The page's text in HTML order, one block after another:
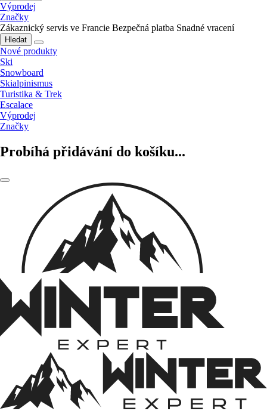
Výprodej
Značky
Zákaznický servis ve Francie Bezpečná platba Snadné vracení
Hledat
Nové produkty
Ski
Snowboard
Skialpinismus
Turistika & Trek
Escalace
Výprodej
Značky
Probíhá přidávání do košíku...